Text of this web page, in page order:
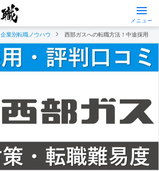
メニュー
企業別転職ノウハウ 西部ガスへの転職方法！中途採用の